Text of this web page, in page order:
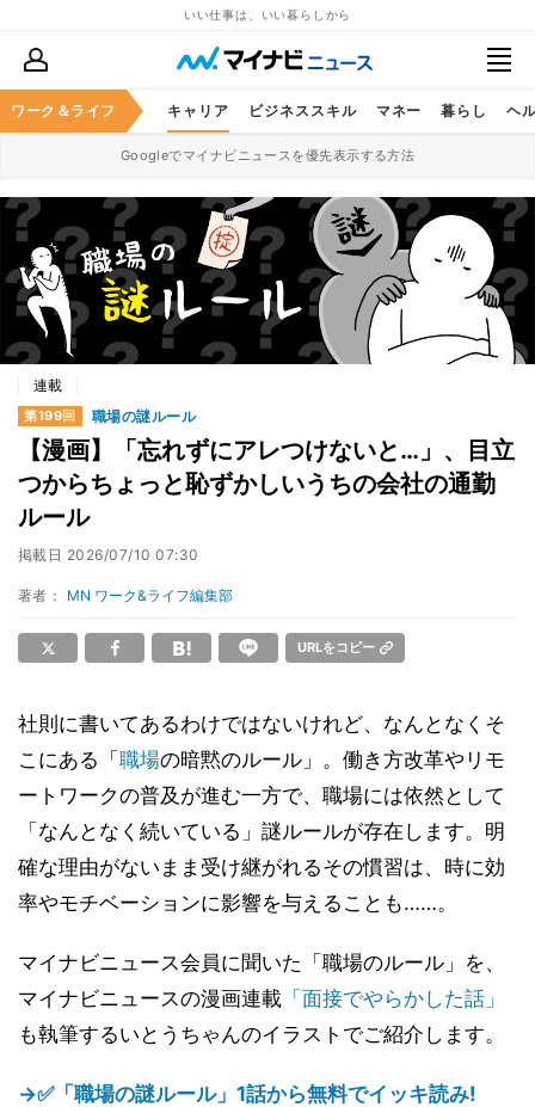
いい仕事は、いい暮らしから
ワーク＆ライフ キャリア ビジネススキル マネー 暮らし ヘ
Googleでマイナビニュースを優先表示する方法
連載
第199回 職場の謎ルール
【漫画】「忘れずにアレつけないと…」、目立
つからちょっと恥ずかしいうちの会社の通勤
ルール
掲載日 2026/07/10 07:30
著者： MN ワーク&ライフ編集部
URLをコピー
社則に書いてあるわけではないけれど、なんとなくそ
こにある「 職場の暗黙のルール」。働き方改革やリモ
ートワークの普及が進む一方で、職場には依然として
「なんとなく続いている」謎ルールが存在します。明
確な理由がないまま受け継がれるその慣習は、時に効
率やモチベーションに影響を与えることも……。
マイナビニュース会員に聞いた「職場のルール」を、
マイナビニュースの漫画連載 「面接でやらかした話」
も執筆するいとうちゃんのイラストでご紹介します。
→✅「職場の謎ルール」1話から無料でイッキ読み!